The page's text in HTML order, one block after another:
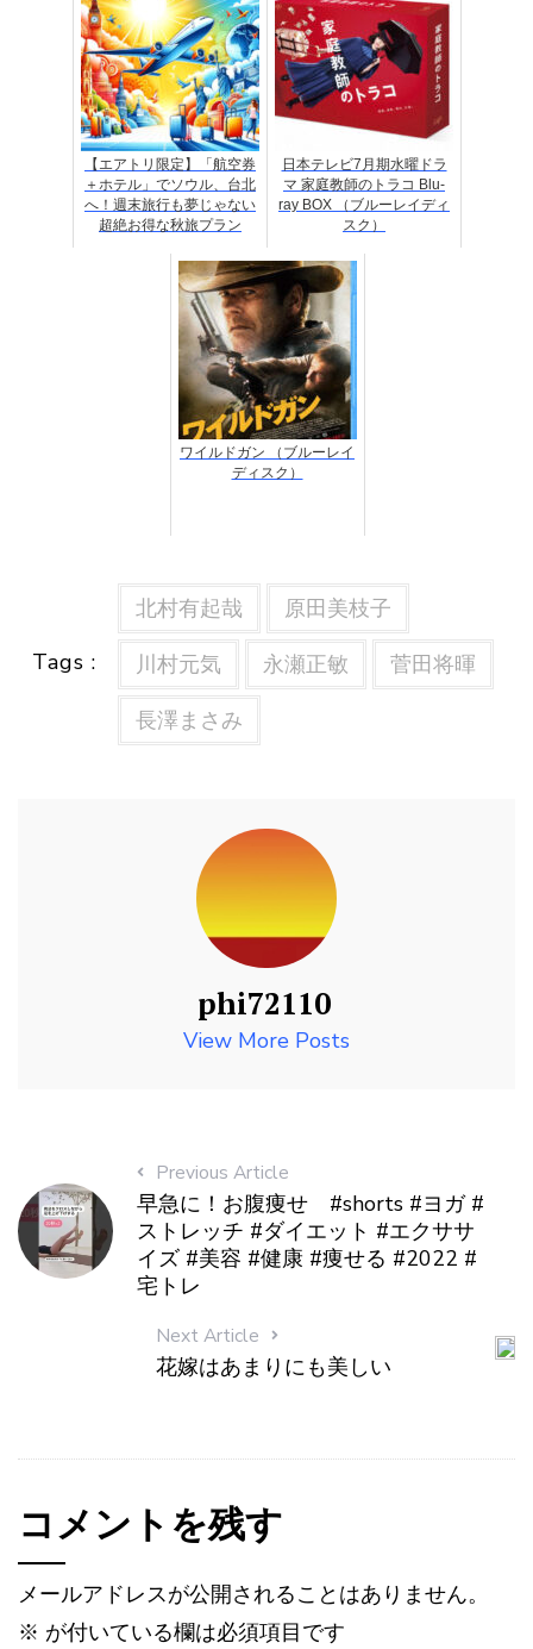
【エアトリ限定】「航空券
＋ホテル」でソウル、台北
へ！週末旅行も夢じゃない
超絶お得な秋旅プラン
日本テレビ7月期水曜ドラ
マ 家庭教師のトラコ Blu-
ray BOX （ブルーレイディ
スク）
ワイルドガン （ブルーレイ
ディスク）
Tags :
北村有起哉
原田美枝子
川村元気
永瀬正敏
菅田将暉
長澤まさみ
phi72110
View More Posts
Previous Article
早急に！お腹痩せ #shorts #ヨガ #
ストレッチ #ダイエット #エクササ
イズ #美容 #健康 #痩せる #2022 #
宅トレ
Next Article
花嫁はあまりにも美しい
コメントを残す
メールアドレスが公開されることはありません。
※ が付いている欄は必須項目です